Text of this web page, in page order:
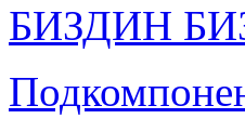
БИЗДИН